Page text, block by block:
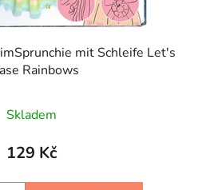
mit Schleife Let's
Rainbows
Skladem
129 Kč